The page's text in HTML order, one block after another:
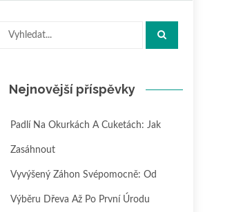
Hledat:
Nejnovější příspěvky
Padlí Na Okurkách A Cuketách: Jak
Zasáhnout
Vyvýšený Záhon Svépomocně: Od
Výběru Dřeva Až Po První Úrodu